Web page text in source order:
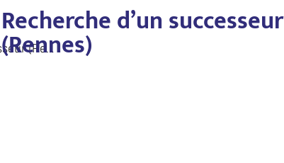
Recherche d’un successeur (Rennes)
Recherche d’un successeur
(Rennes)